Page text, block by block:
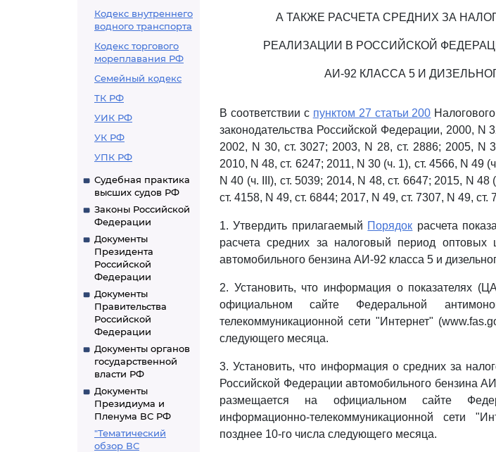
Кодекс внутреннего
водного транспорта
Кодекс торгового
мореплавания РФ
Семейный кодекс
ТК РФ
УИК РФ
УК РФ
УПК РФ
Судебная практика
высших судов РФ
Законы Российской
Федерации
Документы
Президента
Российской
Федерации
Документы
Правительства
Российской
Федерации
Документы органов
государственной
власти РФ
Документы
Президиума и
Пленума ВС РФ
"Тематический
обзор ВС
А ТАКЖЕ РАСЧЕТА СРЕДНИХ ЗА
РЕАЛИЗАЦИИ В РОССИЙСКОЙ
АИ-92 КЛАССА 5 И
В соответствии с пунктом 27 статьи 200
законодательства Российской Федерации, 2000, N
2002, N 30, ст. 3027; 2003, N 28, ст. 2886; 2005, N
2010, N 48, ст. 6247; 2011, N 30 (ч. 1), ст. 4566, N 49
N 40 (ч. III), ст. 5039; 2014, N 48, ст. 6647; 2015, N
ст. 4158, N 49, ст. 6844; 2017, N 49, ст. 7307, N 49,
1. Утвердить прилагаемый Порядок расчета
расчета средних за налоговый период
автомобильного бензина АИ-92 класса 5 и
2. Установить, что информация о показателях
официальном сайте Федеральной
телекоммуникационной сети "Интернет"
следующего месяца.
3. Установить, что информация о средних за
Российской Федерации автомобильного бензина
размещается на официальном сайте
информационно-телекоммуникационной сети
позднее 10-го числа следующего месяца.